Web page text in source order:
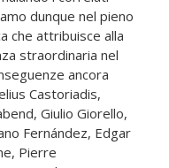
dunque nel pieno
che attribuisce alla
straordinaria nel
ancora
Giulio Giorello,
Fernández, Edgar
Pierre